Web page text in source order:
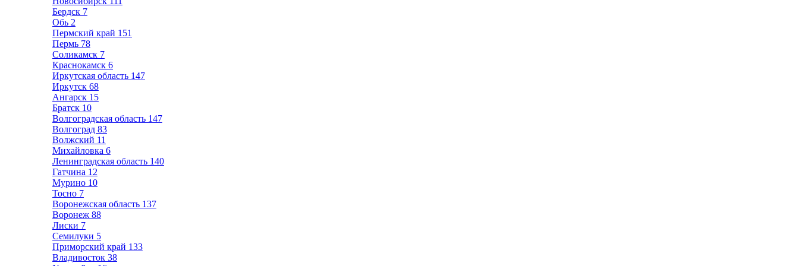
Бердск 7
Обь 2
Пермский край 151
Пермь 78
Соликамск 7
Краснокамск 6
Иркутская область 147
Иркутск 68
Ангарск 15
Братск 10
Волгоградская область 147
Волгоград 83
Волжский 11
Михайловка 6
Ленинградская область 140
Гатчина 12
Мурино 10
Тосно 7
Воронежская область 137
Воронеж 88
Лиски 7
Семилуки 5
Приморский край 133
Владивосток 38